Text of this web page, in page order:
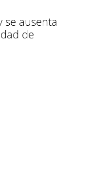
se ausenta
de